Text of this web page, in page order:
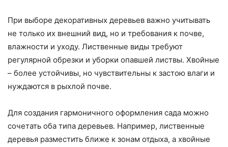
При выборе декоративных деревьев важно учитывать
не только их внешний вид, но и требования к почве,
влажности и уходу. Лиственные виды требуют
регулярной обрезки и уборки опавшей листвы. Хвойные
– более устойчивы, но чувствительны к застою влаги и
нуждаются в рыхлой почве.
Для создания гармоничного оформления сада можно
сочетать оба типа деревьев. Например, лиственные
деревья разместить ближе к зонам отдыха, а хвойные